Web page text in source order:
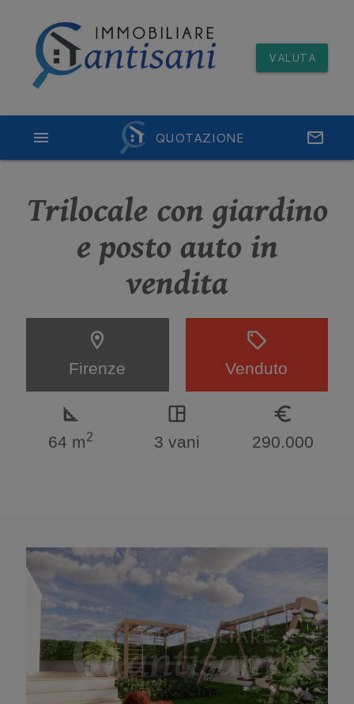
VALUTA
QUOTAZIONE email
menu
Trilocale con giardino
e posto auto in
vendita
location_on
Firenze
sell
Venduto
square_foot
64 m2
space_dashboard
3 vani
euro_symbol
290.000